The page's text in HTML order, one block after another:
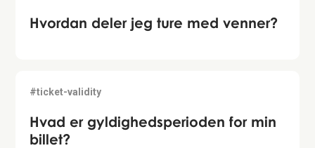
Hvordan deler jeg ture med venner?
#ticket-validity
Hvad er gyldighedsperioden for min
billet?